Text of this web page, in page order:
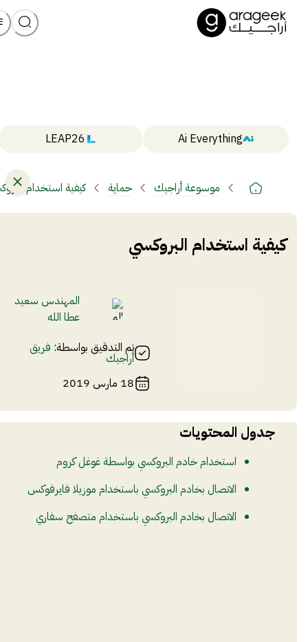
Ai Everything
LEAP26
موسوعة أراجيك حماية كيفية استخدام
كيفية استخدام البروكسي
المهندس سعيد
عطا الله
تم التدقيق بواسطة: فريق
أراجيك
18 مارس 2019
جدول المحتويات
استخدام خادم البروكسي بواسطة غوغل كروم
الاتصال بخادم البروكسي باستخدام موزيلا فايرفوكس
الاتصال بخادم البروكسي باستخدام متصفح سفاري